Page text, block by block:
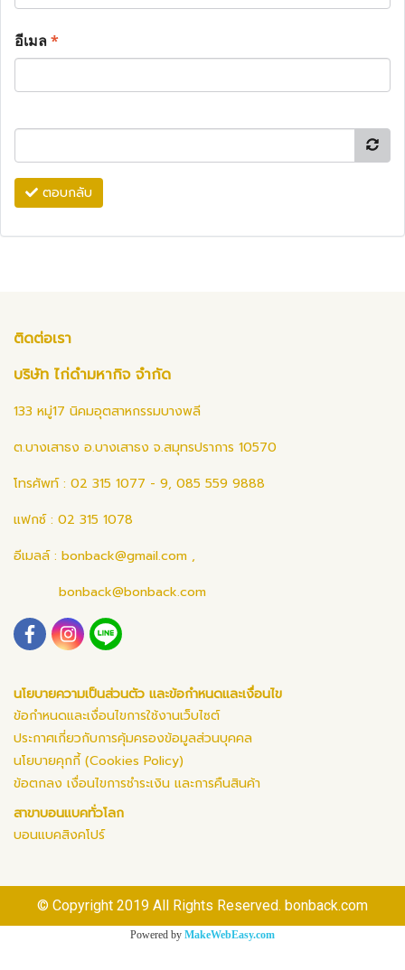
อีเมล*
ตอบกลับ
ติดต่อเรา
บริษัท ไก่ดำมหากิจ จำกัด
133 หมู่17 นิคมอุตสาหกรรมบางพลี
ต.บางเสาธง อ.บางเสาธง จ.สมุทรปราการ 10570
โทรศัพท์ : 02 315 1077 - 9, 085 559 9888
แฟกซ์ : 02 315 1078
อีเมลล์ : bonback@gmail.com ,
bonback@bonback.com
นโยบายความเป็นส่วนตัว และข้อกำหนดและเงื่อนไข
ข้อกำหนดและเงื่อนไขการใช้งานเว็บไซต์
ประกาศเกี่ยวกับการคุ้มครองข้อมูลส่วนบุคคล
นโยบายคุกกี้ (Cookies Policy)
ข้อตกลง เงื่อนไขการชำระเงิน และการคืนสินค้า
สาขาบอนแบคทั่วโลก
บอนแบคสิงคโปร์
© Copyright 2019 All Rights Reserved. bonback.com
Powered by MakeWebEasy.com